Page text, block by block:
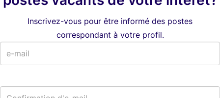
Inscrivez-vous pour être informé des postes
correspondant à votre profil.